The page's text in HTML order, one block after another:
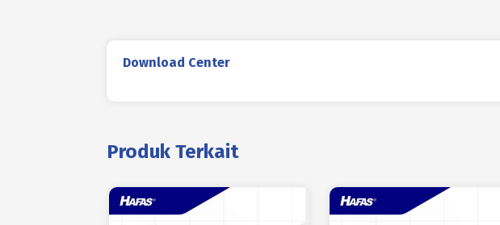
Download Center
Produk Terkait